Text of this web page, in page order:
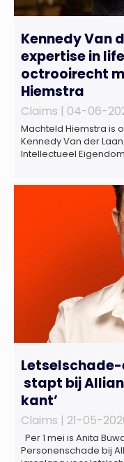
Kennedy Van
expertise in
octrooirecht
Hiemstra
Claims | 04-06-
Machteld Hiemstra is
Kennedy Van der
Intellectueel
gespecialiseerd in
regelgeving relevant
stapt bij
kant’
Claims | 21-05-
Per 1 mei is Anita
Personenschade bij